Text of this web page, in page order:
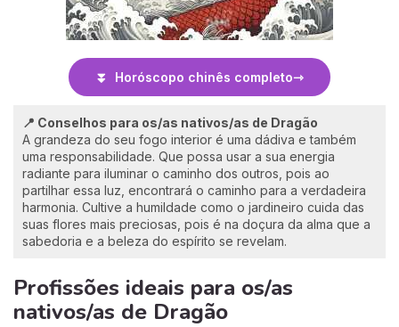
⏬ Horóscopo chinês completo
📍 Conselhos para os/as nativos/as de Dragão
A grandeza do seu fogo interior é uma dádiva e também
uma responsabilidade. Que possa usar a sua energia
radiante para iluminar o caminho dos outros, pois ao
partilhar essa luz, encontrará o caminho para a verdadeira
harmonia. Cultive a humildade como o jardineiro cuida das
suas flores mais preciosas, pois é na doçura da alma que a
sabedoria e a beleza do espírito se revelam.
Profissões ideais para os/as
nativos/as de Dragão